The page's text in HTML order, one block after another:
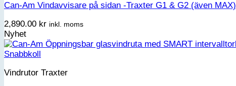
Can-Am Vindavvisare på sidan -Traxter G1 & G2 (även MAX)
2,890.00 kr inkl. moms
Nyhet
Snabbkoll
Vindrutor Traxter